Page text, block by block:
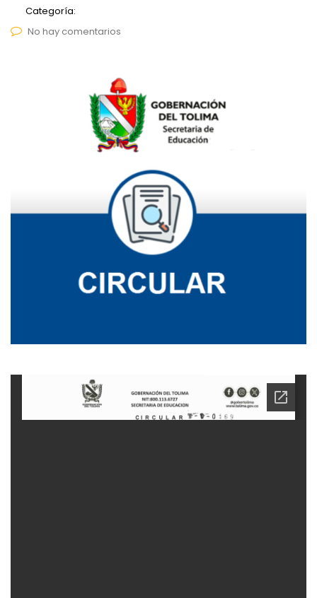
Categoría:
No hay comentarios